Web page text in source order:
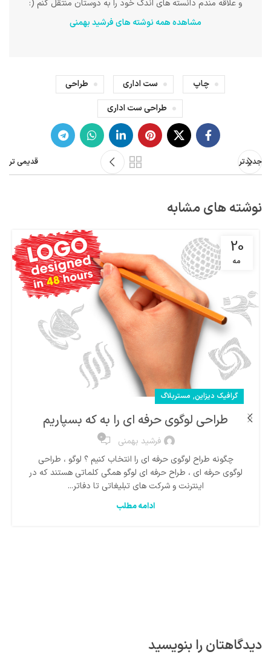
و علاقه مندم دانسته های اندک خود را به دوستان منتقل کنم (:
مشاهده همه نوشته های فرشید بهمنی
چاپ ست اداری
طراحی
طراحی ست اداری
جدیدتر قدیمی تر
نوشته های مشابه
20
مه
گرافیک دیزاین, مستربلاگ
طراحی لوگوی حرفه ای را به که بسپاریم
فرشید بهمنی 0
چگونه طراح لوگوی حرفه ای را انتخاب کنیم ؟ لوگو ، طراحی
لوگوی حرفه ای ، طراح حرفه ای لوگو همگی کلماتی هستند که در
اینترنت و شرکت های تبلیغاتی تا دفاتر...
ادامه مطلب
دیدگاهتان را بنویسید